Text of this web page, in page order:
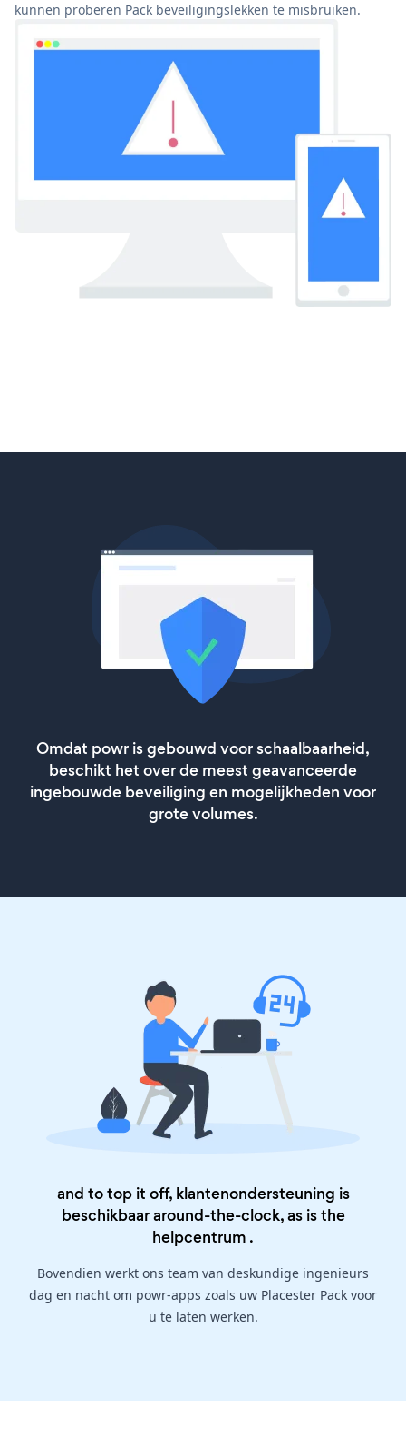
kunnen proberen Pack beveiligingslekken te misbruiken.
Omdat powr is gebouwd voor schaalbaarheid,
beschikt het over de meest geavanceerde
ingebouwde beveiliging en mogelijkheden voor
grote volumes.
and to top it off, klantenondersteuning is
beschikbaar around-the-clock, as is the
helpcentrum .
Bovendien werkt ons team van deskundige ingenieurs
dag en nacht om powr-apps zoals uw Placester Pack voor
u te laten werken.